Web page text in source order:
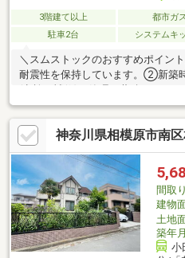
3階建て以上 都市ガ
駐車2台
システムキ
＼スムストックのおすすめポイン
耐震性を保持しています。②新築
スプログラムに対応。住宅購入後
です。④スムストック専用瑕疵保
は、イベント情報欄でもご確認下
5LLDDKK＋S(納戸)のスムストッ
台」駅まで徒歩6分●2世帯住宅に
車場2台分（※車種制限有）土・日
ご案内希望などお気軽にご相談くだ
神奈川県相模原市南
間取り
建物
土地
築年月
小